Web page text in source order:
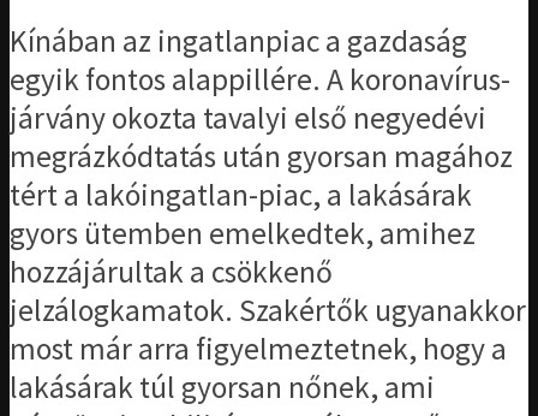
Kínában az ingatlanpiac a gazdaság
egyik fontos alappillére. A koronavírus-
járvány okozta tavalyi első negyedévi
megrázkódtatás után gyorsan magához
tért a lakóingatlan-piac, a lakásárak
gyors ütemben emelkedtek, amihez
hozzájárultak a csökkenő
jelzálogkamatok. Szakértők ugyanakkor
most már arra figyelmeztetnek, hogy a
lakásárak túl gyorsan nőnek, ami